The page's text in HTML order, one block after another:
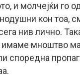
и молчејќи го
кон тоа,
нив лично.
имаме мноштво
споредна